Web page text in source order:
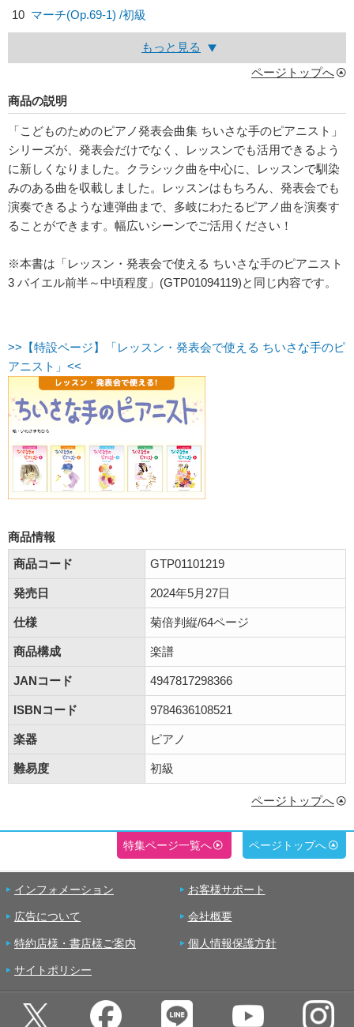
10 マーチ(Op.69-1) /初級
もっと見る
ページトップへ
商品の説明
「こどものためのピアノ発表会曲集 ちいさな手のピアニスト」
シリーズが、発表会だけでなく、レッスンでも活用できるよう
に新しくなりました。クラシック曲を中心に、レッスンで馴染
みのある曲を収載しました。レッスンはもちろん、発表会でも
演奏できるような連弾曲まで、多岐にわたるピアノ曲を演奏す
ることができます。幅広いシーンでご活用ください！
※本書は「レッスン・発表会で使える ちいさな手のピアニスト
3 バイエル前半～中頃程度」(GTP01094119)と同じ内容です。
>>【特設ページ】「レッスン・発表会で使える ちいさな手のピ
アニスト」<<
商品情報
商品コード
GTP01101219
発売日 2024年5月27日
仕様 菊倍判縦/64ページ
商品構成 楽譜
JANコード 4947817298366
ISBNコード 9784636108521
楽器 ピアノ
難易度 初級
ページトップへ
特集ページ一覧へ ページトップへ
インフォメーション お客様サポート
広告について 会社概要
特約店様・書店様ご案内 個人情報保護方針
サイトポリシー